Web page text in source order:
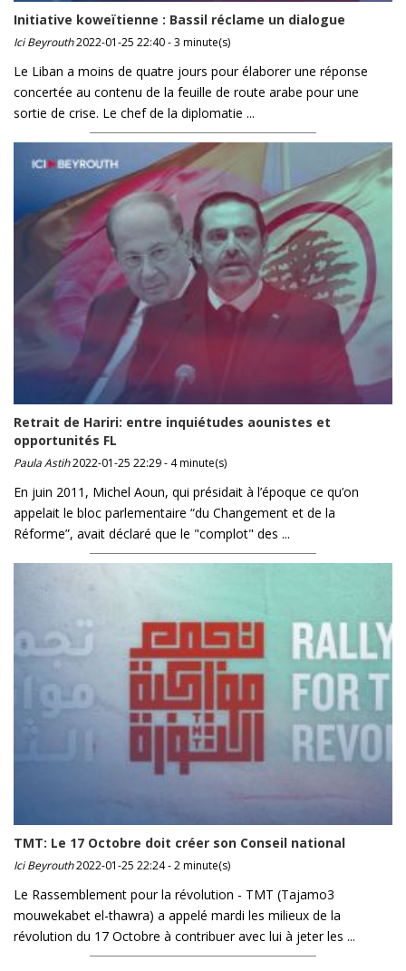
Initiative koweïtienne : Bassil réclame un dialogue
Ici Beyrouth2022-01-25 22:40 - 3 minute(s)
Le Liban a moins de quatre jours pour élaborer une réponse
concertée au contenu de la feuille de route arabe pour une
sortie de crise. Le chef de la diplomatie ...
Retrait de Hariri: entre inquiétudes aounistes et
opportunités FL
Paula Astih2022-01-25 22:29 - 4 minute(s)
En juin 2011, Michel Aoun, qui présidait à l’époque ce qu’on
appelait le bloc parlementaire “du Changement et de la
Réforme”, avait déclaré que le "complot" des ...
TMT: Le 17 Octobre doit créer son Conseil national
Ici Beyrouth2022-01-25 22:24 - 2 minute(s)
Le Rassemblement pour la révolution - TMT (Tajamo3
mouwekabet el-thawra) a appelé mardi les milieux de la
révolution du 17 Octobre à contribuer avec lui à jeter les ...